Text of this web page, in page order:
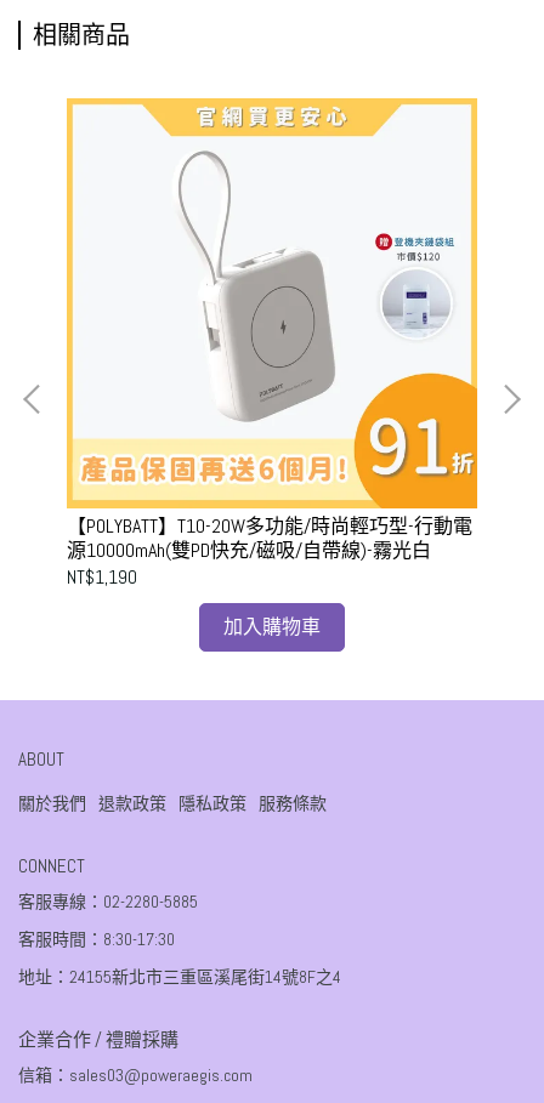
相關商品
【POLYBATT】T10-20W多功能/時尚輕巧型-行動電
源10000mAh(雙PD快充/磁吸/自帶線)-霧光白
NT$1,190
加入購物車
ABOUT
關於我們 退款政策 隱私政策 服務條款
CONNECT
客服專線：02-2280-5885
客服時間：8:30-17:30
地址：24155新北市三重區溪尾街14號8F之4
企業合作 / 禮贈採購
信箱：sales03@poweraegis.com